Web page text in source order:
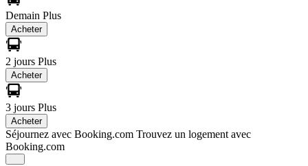
Demain Plus
Acheter
2 jours Plus
Acheter
3 jours Plus
Acheter
Séjournez avec Booking.com Trouvez un logement avec
Booking.com